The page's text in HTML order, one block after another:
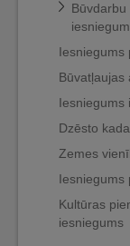
Iesniegums
Būvatļaujas
Iesniegums
Dzēsto
Zemes
Iesniegums
Kultūras
iesniegums